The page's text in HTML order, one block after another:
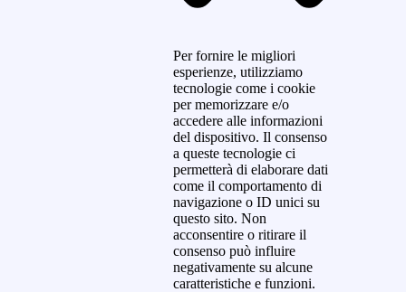
Per fornire le migliori
esperienze, utilizziamo
tecnologie come i cookie
per memorizzare e/o
accedere alle informazioni
del dispositivo. Il consenso
a queste tecnologie ci
permetterà di elaborare dati
come il comportamento di
navigazione o ID unici su
questo sito. Non
acconsentire o ritirare il
consenso può influire
negativamente su alcune
caratteristiche e funzioni.